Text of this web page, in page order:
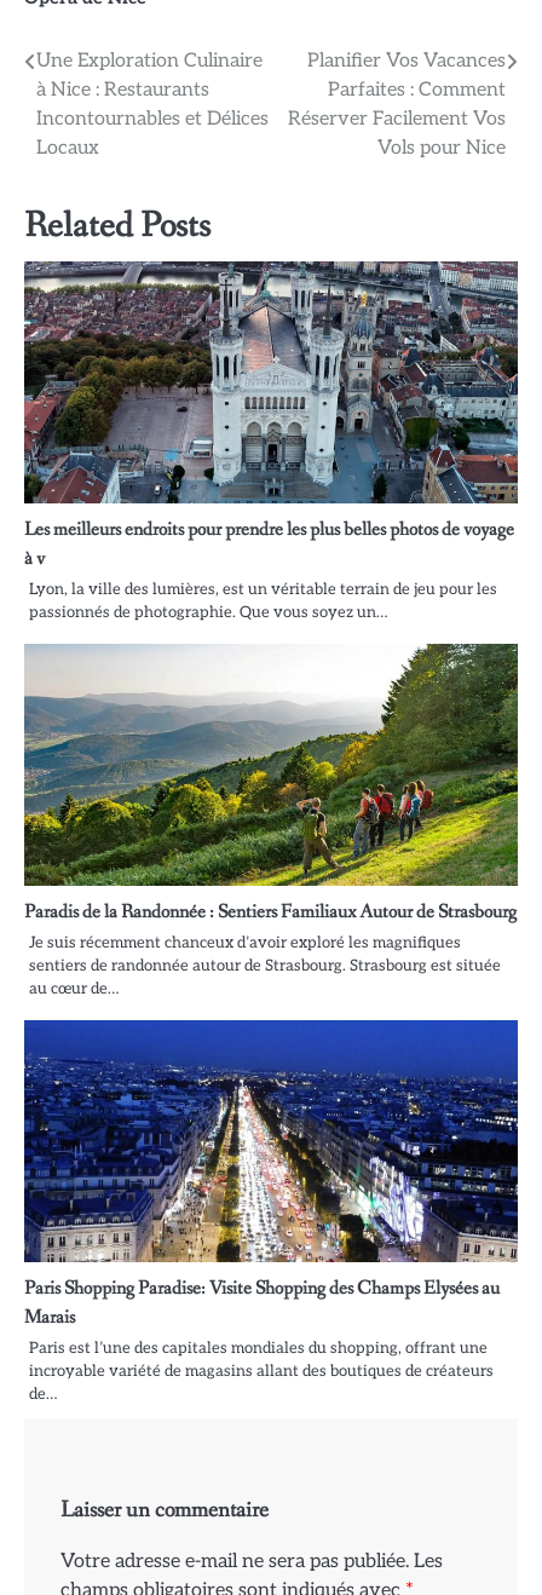
Navigation
de
l’article
Une Exploration Culinaire
à Nice : Restaurants
Incontournables et Délices
Locaux
Planifier Vos Vacances
Parfaites : Comment
Réserver Facilement Vos
Vols pour Nice
Related Posts
Les meilleurs endroits pour prendre les plus belles photos de voyage
à v
Lyon, la ville des lumières, est un véritable terrain de jeu pour les
passionnés de photographie. Que vous soyez un…
Paradis de la Randonnée : Sentiers Familiaux Autour de Strasbourg
Je suis récemment chanceux d’avoir exploré les magnifiques
sentiers de randonnée autour de Strasbourg. Strasbourg est située
au cœur de…
Paris Shopping Paradise: Visite Shopping des Champs Elysées au
Marais
Paris est l’une des capitales mondiales du shopping, offrant une
incroyable variété de magasins allant des boutiques de créateurs
de…
Laisser un commentaire
Votre adresse e-mail ne sera pas publiée. Les
champs obligatoires sont indiqués avec *